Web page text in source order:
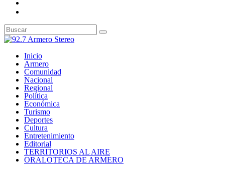
Inicio
Armero
Comunidad
Nacional
Regional
Política
Económica
Turismo
Deportes
Cultura
Entretenimiento
Editorial
TERRITORIOS AL AIRE
ORALOTECA DE ARMERO